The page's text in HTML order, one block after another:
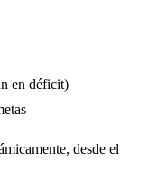
en déficit)
desde el